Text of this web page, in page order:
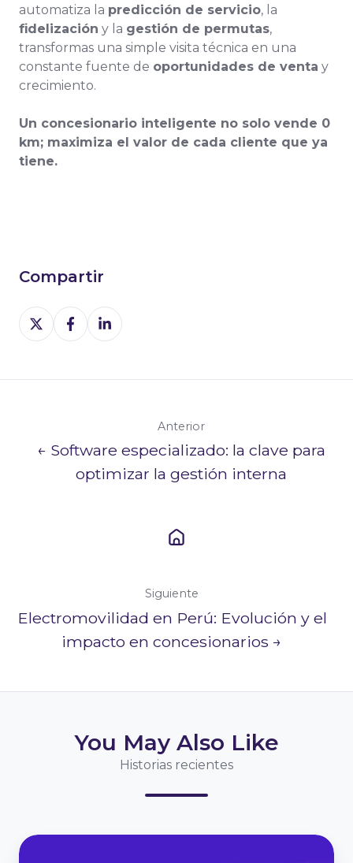
automatiza la predicción de servicio, la
fidelización y la gestión de permutas,
transformas una simple visita técnica en una
constante fuente de oportunidades de venta y
crecimiento.
Un concesionario inteligente no solo vende 0
km; maximiza el valor de cada cliente que ya
tiene.
Compartir
Share
on
Share
on
Share
on
Anterior
← Software especializado: la clave para
optimizar la gestión interna
Siguiente
Electromovilidad en Perú: Evolución y el
impacto en concesionarios →
You May Also Like
Historias recientes
Guía